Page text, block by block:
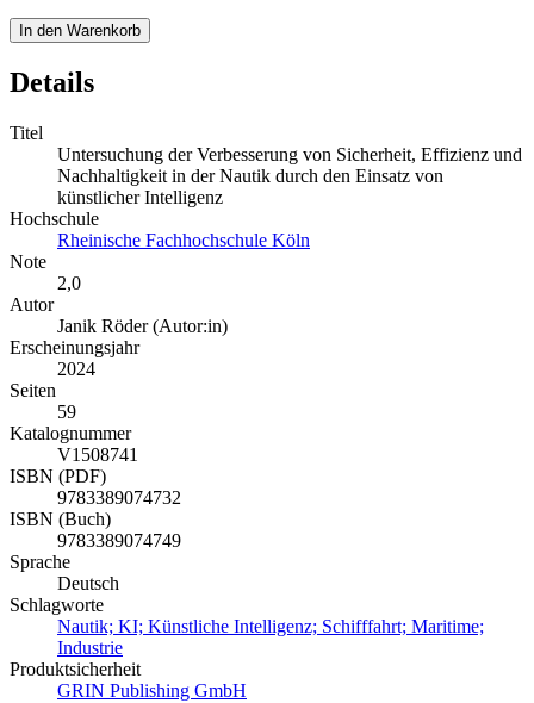
In den Warenkorb
Details
Titel
Untersuchung der Verbesserung von Sicherheit, Effizienz und
Nachhaltigkeit in der Nautik durch den Einsatz von
künstlicher Intelligenz
Hochschule
Rheinische Fachhochschule Köln
Note
2,0
Autor
Janik Röder (Autor:in)
Erscheinungsjahr
2024
Seiten
59
Katalognummer
V1508741
ISBN (PDF)
9783389074732
ISBN (Buch)
9783389074749
Sprache
Deutsch
Schlagworte
Nautik; KI; Künstliche Intelligenz; Schifffahrt; Maritime;
Industrie
Produktsicherheit
GRIN Publishing GmbH